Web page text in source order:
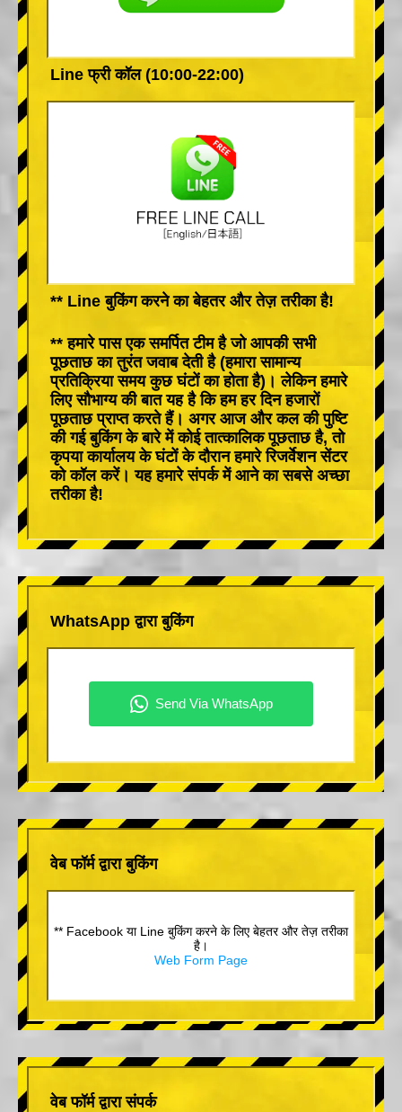
Line फ्री कॉल (10:00-22:00)
** Line बुकिंग करने का बेहतर और तेज़ तरीका है!
** हमारे पास एक समर्पित टीम है जो आपकी सभी
पूछताछ का तुरंत जवाब देती है (हमारा सामान्य
प्रतिक्रिया समय कुछ घंटों का होता है)। लेकिन हमारे
लिए सौभाग्य की बात यह है कि हम हर दिन हजारों
पूछताछ प्राप्त करते हैं। अगर आज और कल की पुष्टि
की गई बुकिंग के बारे में कोई तात्कालिक पूछताछ है, तो
कृपया कार्यालय के घंटों के दौरान हमारे रिजर्वेशन सेंटर
को कॉल करें। यह हमारे संपर्क में आने का सबसे अच्छा
तरीका है!
WhatsApp द्वारा बुकिंग
वेब फॉर्म द्वारा बुकिंग
** Facebook या Line बुकिंग करने के लिए बेहतर और तेज़ तरीका
है।
Web Form Page
वेब फॉर्म द्वारा संपर्क